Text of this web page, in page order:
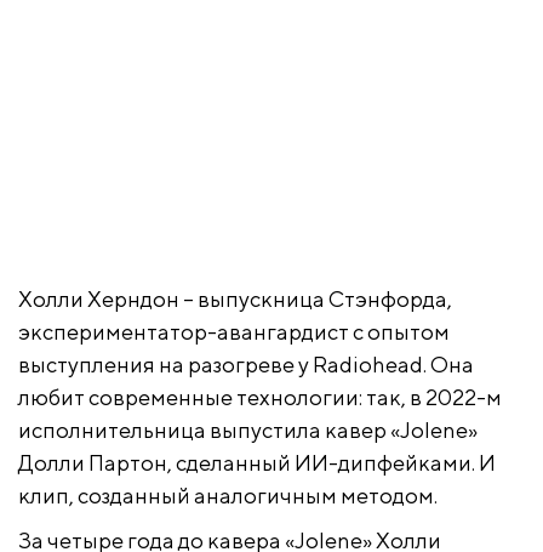
Холли Херндон – выпускница Стэнфорда,
экспериментатор-авангардист с опытом
выступления на разогреве у Radiohead. Она
любит современные технологии: так, в 2022-м
исполнительница выпустила кавер «Jolene»
Долли Партон, сделанный ИИ-дипфейками. И
клип, созданный аналогичным методом.
За четыре года до кавера «Jolene» Холли